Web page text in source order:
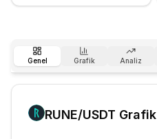
Genel Grafik Analiz
RUNE/USDT Grafik